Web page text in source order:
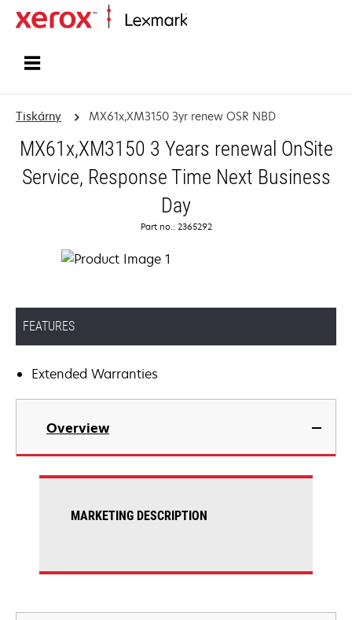
Tiskárny MX61x,XM3150 3yr renew OSR NBD
MX61x,XM3150 3 Years renewal OnSite
Service, Response Time Next Business
Day
Part no.: 2365292
FEATURES
Extended Warranties
Overview
MARKETING DESCRIPTION